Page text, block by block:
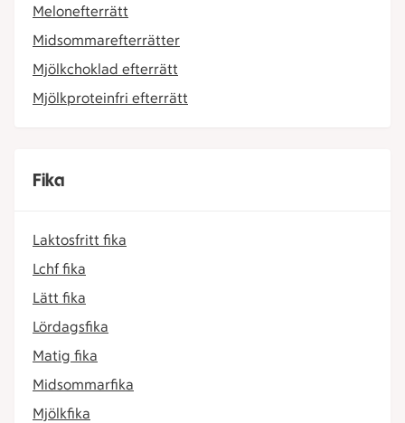
Melonefterrätt
Midsommarefterrätter
Mjölkchoklad efterrätt
Mjölkproteinfri efterrätt
Fika
Laktosfritt fika
Lchf fika
Lätt fika
Lördagsfika
Matig fika
Midsommarfika
Mjölkfika